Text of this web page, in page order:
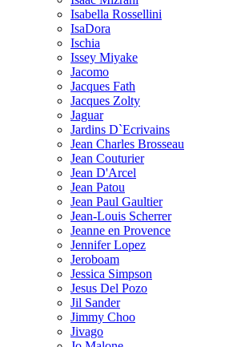
Isabella Rossellini
IsaDora
Ischia
Issey Miyake
Jacomo
Jacques Fath
Jacques Zolty
Jaguar
Jardins D`Ecrivains
Jean Charles Brosseau
Jean Couturier
Jean D'Arcel
Jean Patou
Jean Paul Gaultier
Jean-Louis Scherrer
Jeanne en Provence
Jennifer Lopez
Jeroboam
Jessica Simpson
Jesus Del Pozo
Jil Sander
Jimmy Choo
Jivago